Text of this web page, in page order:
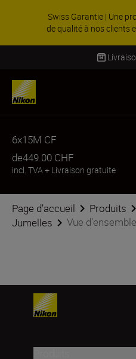
Swiss Garantie | Une
de qualité à nos clients
6x15M CF
de449.00 CHF
incl. TVA+ Livraison gratuite
Page d’accueil Produits
Jumelles
Vue